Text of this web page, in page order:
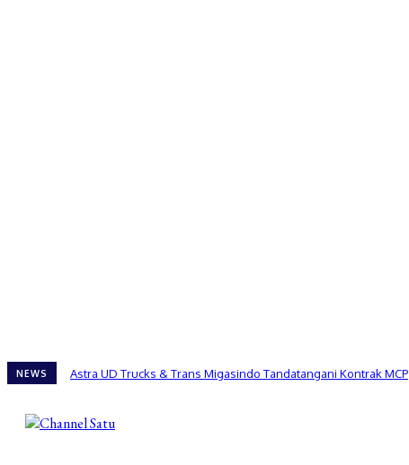
NEWS Astra UD Trucks & Trans Migasindo Tandatangani Kontrak MCP